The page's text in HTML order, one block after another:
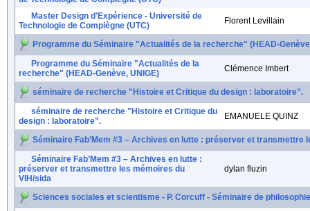
Master Design d'Expérience - Université de
Technologie de Compiègne (UTC)
Florent Levillain
Programme du Séminaire "Actualités de la recherche" (HEAD-
Programme du Séminaire "Actualités de la
recherche" (HEAD-Genève, UNIGE)
Clémence Imbert
séminaire de recherche "Histoire et Critique du design : laboratoire”.
séminaire de recherche "Histoire et Critique du
design : laboratoire”.
EMANUELE QUINZ
Séminaire Fab’Mem #3 – Archives en lutte : préserver et transmettre
Séminaire Fab’Mem #3 – Archives en lutte :
préserver et transmettre les mémoires du
VIH/sida
dylan fluzin
Sciences sociales et scientisme - P. Corcuff - Séminaire de